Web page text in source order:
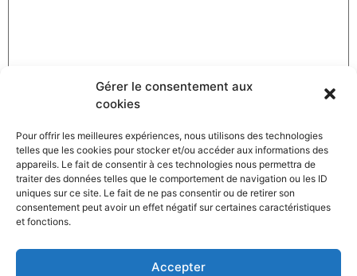
Gérer le consentement aux
cookies
Pour offrir les meilleures expériences, nous utilisons des technologies
telles que les cookies pour stocker et/ou accéder aux informations des
appareils. Le fait de consentir à ces technologies nous permettra de
traiter des données telles que le comportement de navigation ou les ID
uniques sur ce site. Le fait de ne pas consentir ou de retirer son
consentement peut avoir un effet négatif sur certaines caractéristiques
et fonctions.
Accepter
Nom*
Adresse de messagerie